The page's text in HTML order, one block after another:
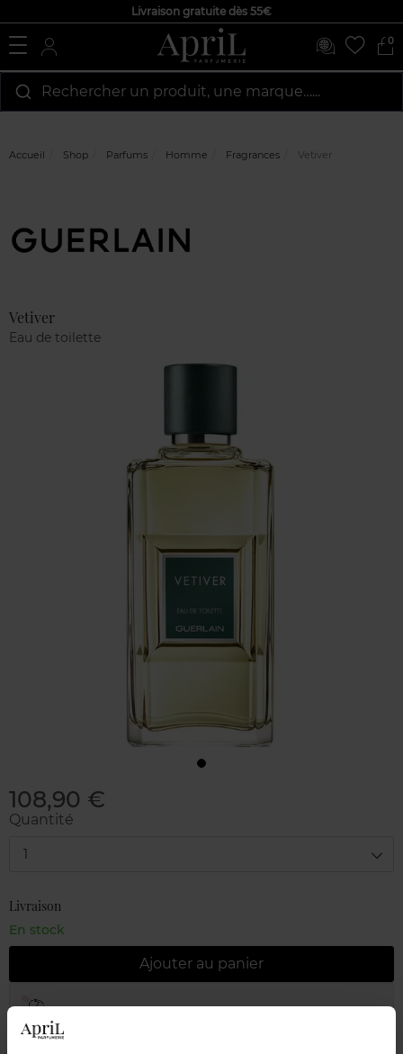
Livraison gratuite dès 55€
0
Rechercher un produit, une marque…...
Accueil Shop Parfums Homme Fragrances Vetiver
Vetiver
Eau de toilette
108,90 €
Quantité
1
Livraison
En stock
Ajouter au panier